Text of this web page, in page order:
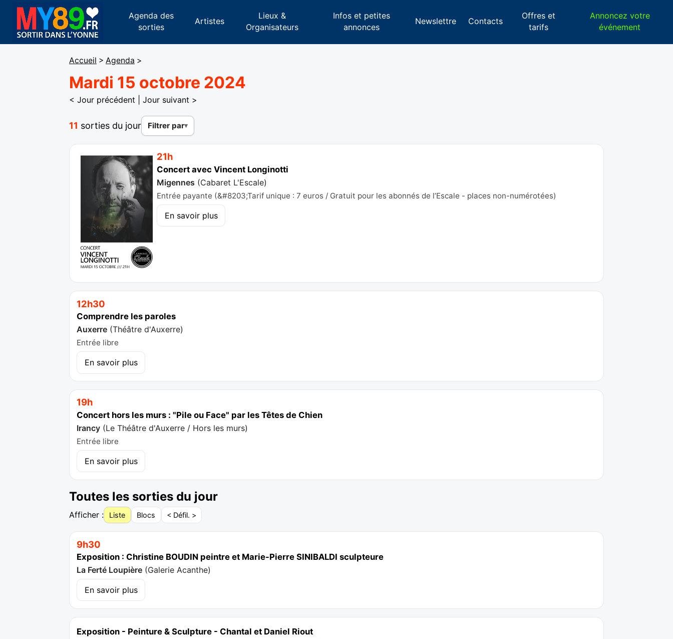
Agenda des
sorties
Artistes
Lieux &
Organisateurs
Infos et petites
annonces
Newslettre Contacts
Offres et
tarifs
Annoncez votre
événement
Accueil > Agenda >
Mardi 15 octobre 2024
< Jour précédent Jour suivant >
11 sorties du jour Filtrer par
21h
Concert avec Vincent Longinotti
Migennes (Cabaret L'Escale)
Entrée payante (&#8203;Tarif unique : 7 euros / Gratuit pour les abonnés de l’Escale - places non-numérotées)
En savoir plus
12h30
Comprendre les paroles
Auxerre (Théâtre d'Auxerre)
Entrée libre
En savoir plus
19h
Concert hors les murs : "Pile ou Face" par les Têtes de Chien
Irancy (Le Théâtre d'Auxerre / Hors les murs)
Entrée libre
En savoir plus
Toutes les sorties du jour
Afficher : Liste Blocs < Défil. >
9h30
Exposition : Christine BOUDIN peintre et Marie-Pierre SINIBALDI sculpteure
La Ferté Loupière (Galerie Acanthe)
En savoir plus
Exposition - Peinture & Sculpture - Chantal et Daniel Riout